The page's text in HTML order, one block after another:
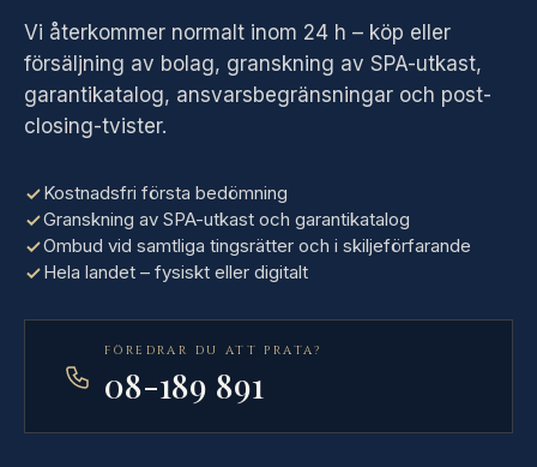
Vi återkommer normalt inom 24 h – köp eller
försäljning av bolag, granskning av SPA-utkast,
garantikatalog, ansvarsbegränsningar och post-
closing-tvister.
Kostnadsfri första bedömning
Granskning av SPA-utkast och garantikatalog
Ombud vid samtliga tingsrätter och i skiljeförfarande
Hela landet – fysiskt eller digitalt
FÖREDRAR DU ATT PRATA?
08-189 891